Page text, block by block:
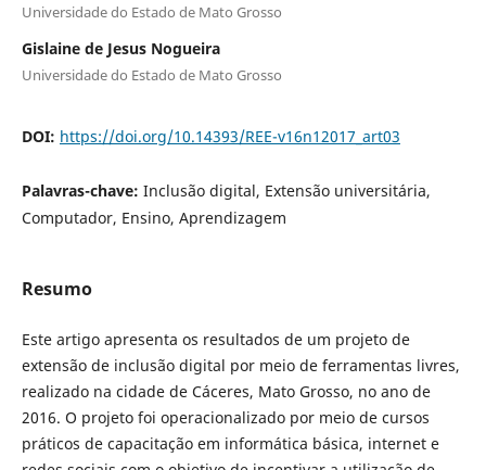
Universidade do Estado de Mato Grosso
Gislaine de Jesus Nogueira
Universidade do Estado de Mato Grosso
DOI: https://doi.org/10.14393/REE-v16n12017_art03
Palavras-chave: Inclusão digital, Extensão universitária,
Computador, Ensino, Aprendizagem
Resumo
Este artigo apresenta os resultados de um projeto de
extensão de inclusão digital por meio de ferramentas livres,
realizado na cidade de Cáceres, Mato Grosso, no ano de
2016. O projeto foi operacionalizado por meio de cursos
práticos de capacitação em informática básica, internet e